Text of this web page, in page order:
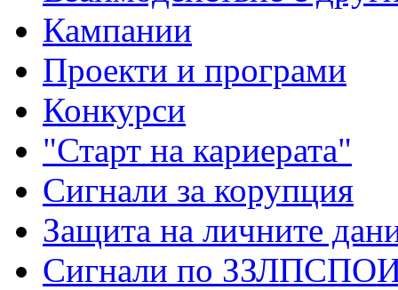
Кампании
Проекти и програми
Конкурси
"Старт на кариерата"
Сигнали за корупция
Защита на личните
Сигнали по